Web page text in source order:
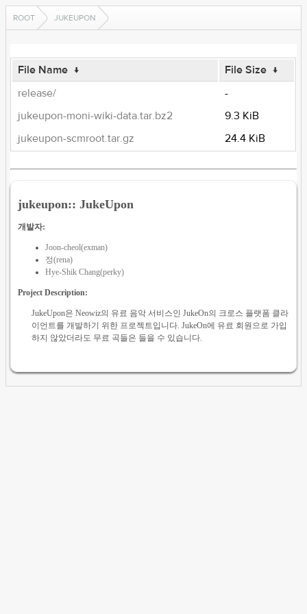
ROOT JUKEUPON
File Name ↓ File Size ↓
release/
-
jukeupon-moni-wiki-data.tar.bz2
9.3 KiB
jukeupon-scmroot.tar.gz
24.4 KiB
jukeupon:: JukeUpon
개발자:
Joon-cheol(exman)
정(rena)
Hye-Shik Chang(perky)
Project Description:
JukeUpon은 Neowiz의 유료 음악 서비스인 JukeOn의 크로스 플랫폼 클라
이언트를 개발하기 위한 프로젝트입니다. JukeOn에 유료 회원으로 가입
하지 않았더라도 무료 곡들은 들을 수 있습니다.